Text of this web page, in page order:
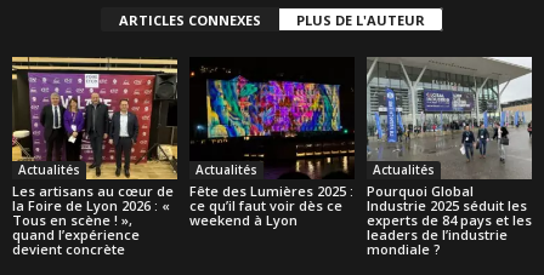
ARTICLES CONNEXES PLUS DE L'AUTEUR
Actualités
Les artisans au cœur de
la Foire de Lyon 2026 : «
Tous en scène ! »,
quand l’expérience
devient concrète
Actualités
Fête des Lumières 2025 :
ce qu’il faut voir dès ce
weekend à Lyon
Actualités
Pourquoi Global
Industrie 2025 séduit les
experts de 84 pays et les
leaders de l’industrie
mondiale ?